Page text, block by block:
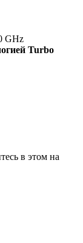
GHz
Turbo
в этом на